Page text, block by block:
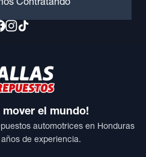
Contratando
mover el mundo!
automotrices en Honduras
de experiencia.